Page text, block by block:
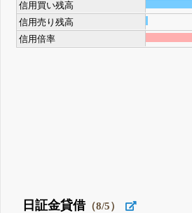
信用買い残高
信用売り残高
信用倍率
日証金貸借（8/5）